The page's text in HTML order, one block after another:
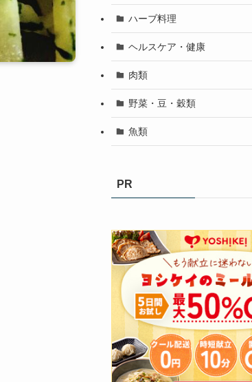
ハーブ料理
ヘルスケア・健康
肉類
野菜・豆・穀類
魚類
PR